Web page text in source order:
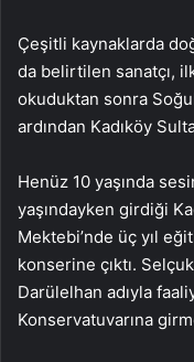
Çeşitli kaynaklarda
da belirtilen sanatçı,
okuduktan sonra
ardından Kadıköy
Henüz 10 yaşında
yaşındayken girdiği
Mektebi’nde üç yıl
konserine çıktı.
Darülelhan adıyla
Konservatuvarına